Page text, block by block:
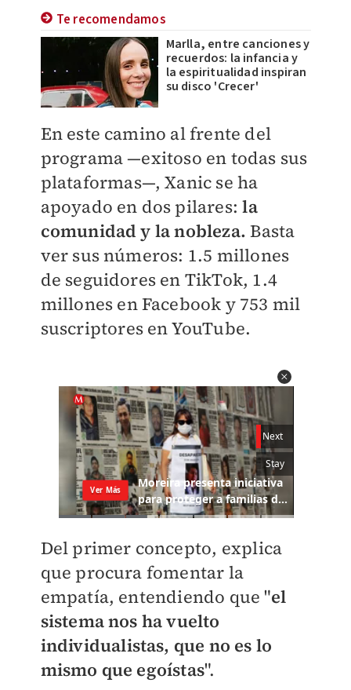
Te recomendamos
Marlla, entre canciones y
recuerdos: la infancia y
la espiritualidad inspiran
su disco 'Crecer'
En este camino al frente del
programa —exitoso en todas sus
plataformas—, Xanic se ha
apoyado en dos pilares:la
comunidad y la nobleza. Basta
ver sus números: 1.5 millones
de seguidores en TikTok, 1.4
millones en Facebook y 753 mil
suscriptores en YouTube.
Del primer concepto, explica
que procura fomentar la
empatía, entendiendo que "el
sistema nos ha vuelto
individualistas, que no es lo
mismo que egoístas".